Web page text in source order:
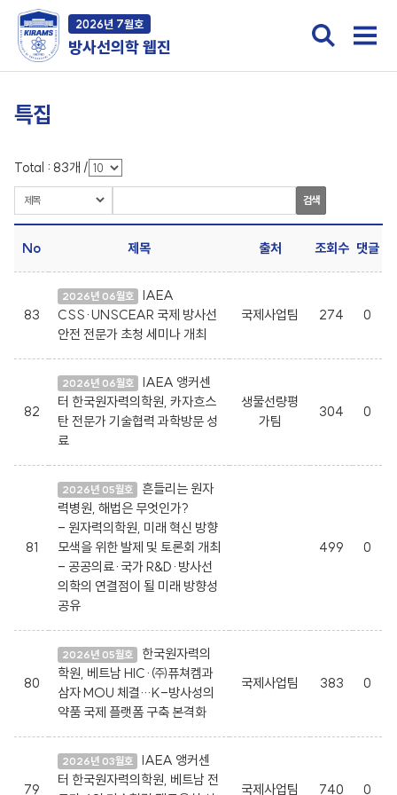
2026년 7월호
방사선의학 웹진
특집
Total : 83개 /
검색
No 제목 출처 조회수 댓글
83
2026년 06월호
IAEA
CSS·UNSCEAR 국제 방사선
안전 전문가 초청 세미나 개최
국제사업팀 274 0
82
2026년 06월호
IAEA 앵커센
터 한국원자력의학원, 카자흐스
탄 전문가 기술협력 과학방문 성
료
생물선량평
가팀
304 0
81
2026년 05월호
흔들리는 원자
력병원, 해법은 무엇인가?
- 원자력의학원, 미래 혁신 방향
모색을 위한 발제 및 토론회 개최
- 공공의료·국가 R&D·방사선
의학의 연결점이 될 미래 방향성
공유
499 0
80
2026년 05월호
한국원자력의
학원, 베트남 HIC·㈜퓨쳐켐과
삼자 MOU 체결…K-방사성의
약품 국제 플랫폼 구축 본격화
국제사업팀 383 0
79
2026년 03월호
IAEA 앵커센
터 한국원자력의학원, 베트남 전
국제사업팀 740 0